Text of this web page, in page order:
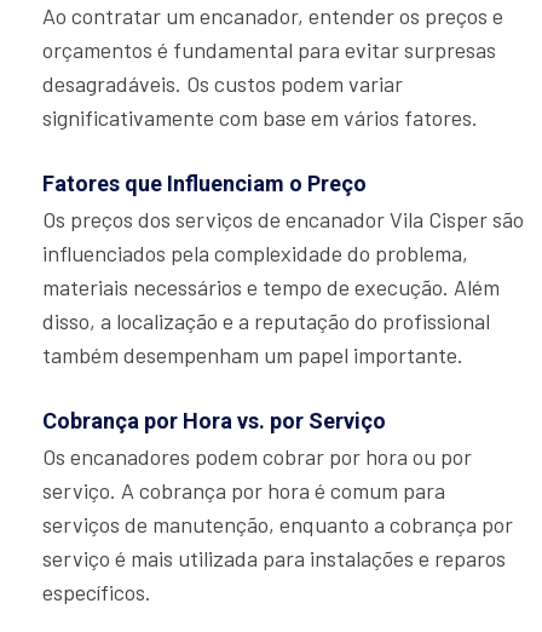
Ao contratar um encanador, entender os preços e
orçamentos é fundamental para evitar surpresas
desagradáveis. Os custos podem variar
significativamente com base em vários fatores.
Fatores que Influenciam o Preço
Os preços dos serviços de encanador Vila Cisper são
influenciados pela complexidade do problema,
materiais necessários e tempo de execução. Além
disso, a localização e a reputação do profissional
também desempenham um papel importante.
Cobrança por Hora vs. por Serviço
Os encanadores podem cobrar por hora ou por
serviço. A cobrança por hora é comum para
serviços de manutenção, enquanto a cobrança por
serviço é mais utilizada para instalações e reparos
específicos.